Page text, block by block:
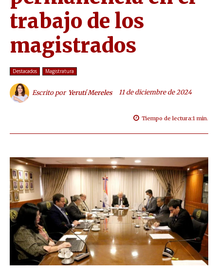
trabajo de los
magistrados
Destacados Magistratura
Escrito por Yerutí Mereles 11 de diciembre de 2024
Tiempo de lectura:1 min.